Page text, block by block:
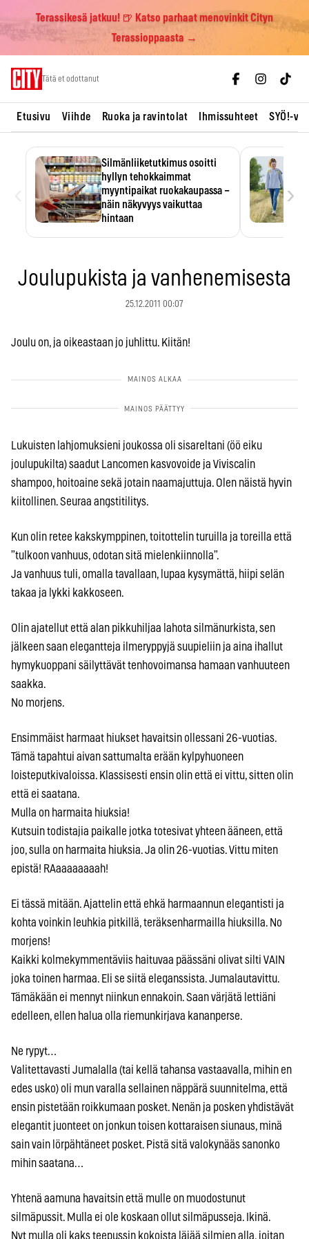
Terassikesä jatkuu! 🍺 Katso parhaat menovinkit Cityn
Terassioppaasta →
Tätä et odottanut
Etusivu Viihde Ruoka ja ravintolat Ihmissuhteet SYÖ!-
Silmänliiketutkimus osoitti
hyllyn tehokkaimmat
myyntipaikat ruokakaupassa –
näin näkyvyys vaikuttaa
hintaan
›
Joulupukista ja vanhenemisesta
25.12.2011 00:07
Joulu on, ja oikeastaan jo juhlittu. Kiitän!
Lukuisten lahjomuksieni joukossa oli sisareltani (öö eiku
joulupukilta) saadut Lancomen kasvovoide ja Viviscalin
shampoo, hoitoaine sekä jotain naamajuttuja. Olen näistä hyvin
kiitollinen. Seuraa angstitilitys.
Kun olin retee kakskymppinen, toitottelin turuilla ja toreilla että
”tulkoon vanhuus, odotan sitä mielenkiinnolla”.
Ja vanhuus tuli, omalla tavallaan, lupaa kysymättä, hiipi selän
takaa ja lykki kakkoseen.
Olin ajatellut että alan pikkuhiljaa lahota silmänurkista, sen
jälkeen saan elegantteja ilmeryppyjä suupieliin ja aina ihallut
hymykuoppani säilyttävät tenhovoimansa hamaan vanhuuteen
saakka.
No morjens.
Ensimmäist harmaat hiukset havaitsin ollessani 26-vuotias.
Tämä tapahtui aivan sattumalta erään kylpyhuoneen
loisteputkivaloissa. Klassisesti ensin olin että ei vittu, sitten olin
että ei saatana.
Mulla on harmaita hiuksia!
Kutsuin todistajia paikalle jotka totesivat yhteen ääneen, että
joo, sulla on harmaita hiuksia. Ja olin 26-vuotias. Vittu miten
epistä! RAaaaaaaaah!
Ei tässä mitään. Ajattelin että ehkä harmaannun elegantisti ja
kohta voinkin leuhkia pitkillä, teräksenharmailla hiuksilla. No
morjens!
Kaikki kolmekymmentäviis haituvaa päässäni olivat silti VAIN
joka toinen harmaa. Eli se siitä eleganssista. Jumalautavittu.
Tämäkään ei mennyt niinkun ennakoin. Saan värjätä lettiäni
edelleen, ellen halua olla riemunkirjava kananperse.
Ne rypyt…
Valitettavasti Jumalalla (tai kellä tahansa vastaavalla, mihin en
edes usko) oli mun varalla sellainen näppärä suunnitelma, että
ensin pistetään roikkumaan posket. Nenän ja posken yhdistävät
elegantit juonteet on jonkun toisen kottaraisen siunaus, minä
sain vain lörpähtäneet posket. Pistä sitä valokynääs sanonko
mihin saatana…
Yhtenä aamuna havaitsin että mulle on muodostunut
silmäpussit. Mulla ei ole koskaan ollut silmäpusseja. Ikinä.
Nyt mulla oli kaks teepussin kokoista läjää silmien alla, joitan